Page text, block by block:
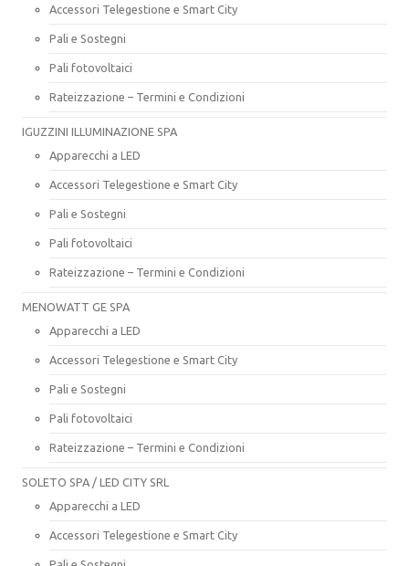
Accessori Telegestione e Smart City
Pali e Sostegni
Pali fotovoltaici
Rateizzazione – Termini e Condizioni
IGUZZINI ILLUMINAZIONE SPA
Apparecchi a LED
Accessori Telegestione e Smart City
Pali e Sostegni
Pali fotovoltaici
Rateizzazione – Termini e Condizioni
MENOWATT GE SPA
Apparecchi a LED
Accessori Telegestione e Smart City
Pali e Sostegni
Pali fotovoltaici
Rateizzazione – Termini e Condizioni
SOLETO SPA / LED CITY SRL
Apparecchi a LED
Accessori Telegestione e Smart City